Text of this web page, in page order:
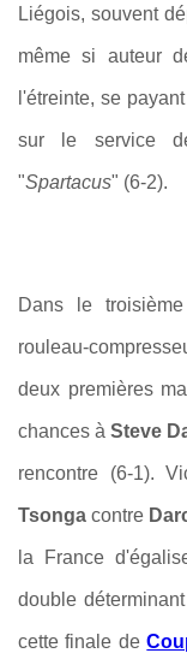
Liégois, souvent
même si auteur
l'étreinte, se
sur le service
"Spartacus" (6-2).
Dans le
rouleau-
deux premières
chances à Steve
rencontre (6-1).
Tsonga contre
la France
double
cette finale de